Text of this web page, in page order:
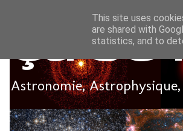
Ça
Astronomie,
This site uses
are shared with
statistics, and to